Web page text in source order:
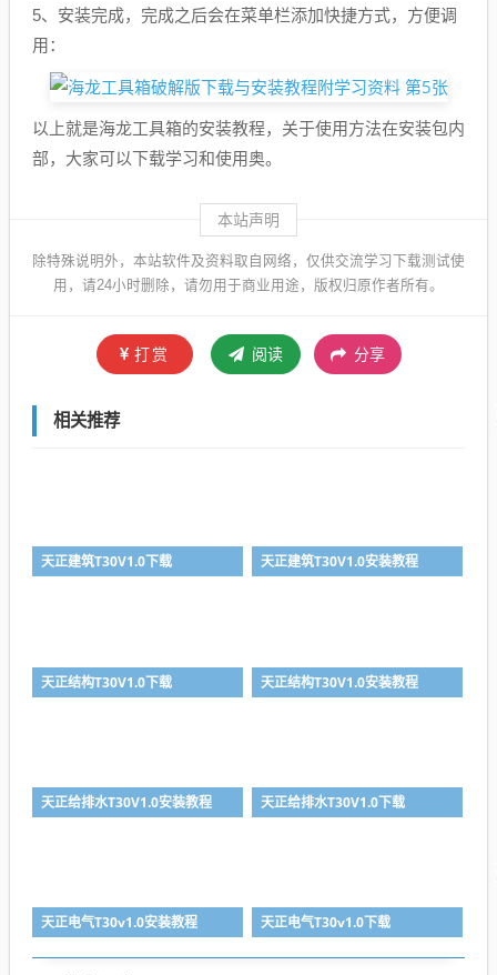
5、安装完成，完成之后会在菜单栏添加快捷方式，方便调
用：
以上就是海龙工具箱的安装教程，关于使用方法在安装包内
部，大家可以下载学习和使用奥。
本站声明
除特殊说明外，本站软件及资料取自网络，仅供交流学习下载测试使
用，请24小时删除，请勿用于商业用途，版权归原作者所有。
打赏 阅读 分享
相关推荐
天正建筑T30V1.0下载 天正建筑T30V1.0安装教程
天正结构T30V1.0下载 天正结构T30V1.0安装教程
天正给排水T30V1.0安装教程 天正给排水T30V1.0下载
天正电气T30v1.0安装教程 天正电气T30v1.0下载